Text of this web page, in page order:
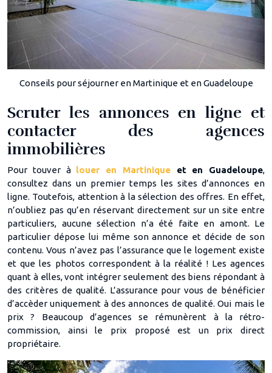
Conseils pour séjourner en Martinique et en Guadeloupe
Scruter les annonces en ligne et
contacter des agences
immobilières
Pour touver à louer en Martiniqueet en Guadeloupe,
consultez dans un premier temps les sites d’annonces en
ligne. Toutefois, attention à la sélection des offres. En effet,
n’oubliez pas qu’en réservant directement sur un site entre
particuliers, aucune sélection n’a été faite en amont. Le
particulier dépose lui même son annonce et décide de son
contenu. Vous n’avez pas l’assurance que le logement existe
et que les photos correspondent à la réalité ! Les agences
quant à elles, vont intégrer seulement des biens répondant à
des critères de qualité. L’assurance pour vous de bénéficier
d’accèder uniquement à des annonces de qualité. Oui mais le
prix ? Beaucoup d’agences se rémunèrent à la rétro-
commission, ainsi le prix proposé est un prix direct
propriétaire.